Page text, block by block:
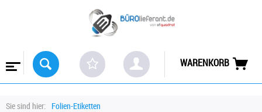
WARENKORB
Sie sind hier: Folien-Etiketten